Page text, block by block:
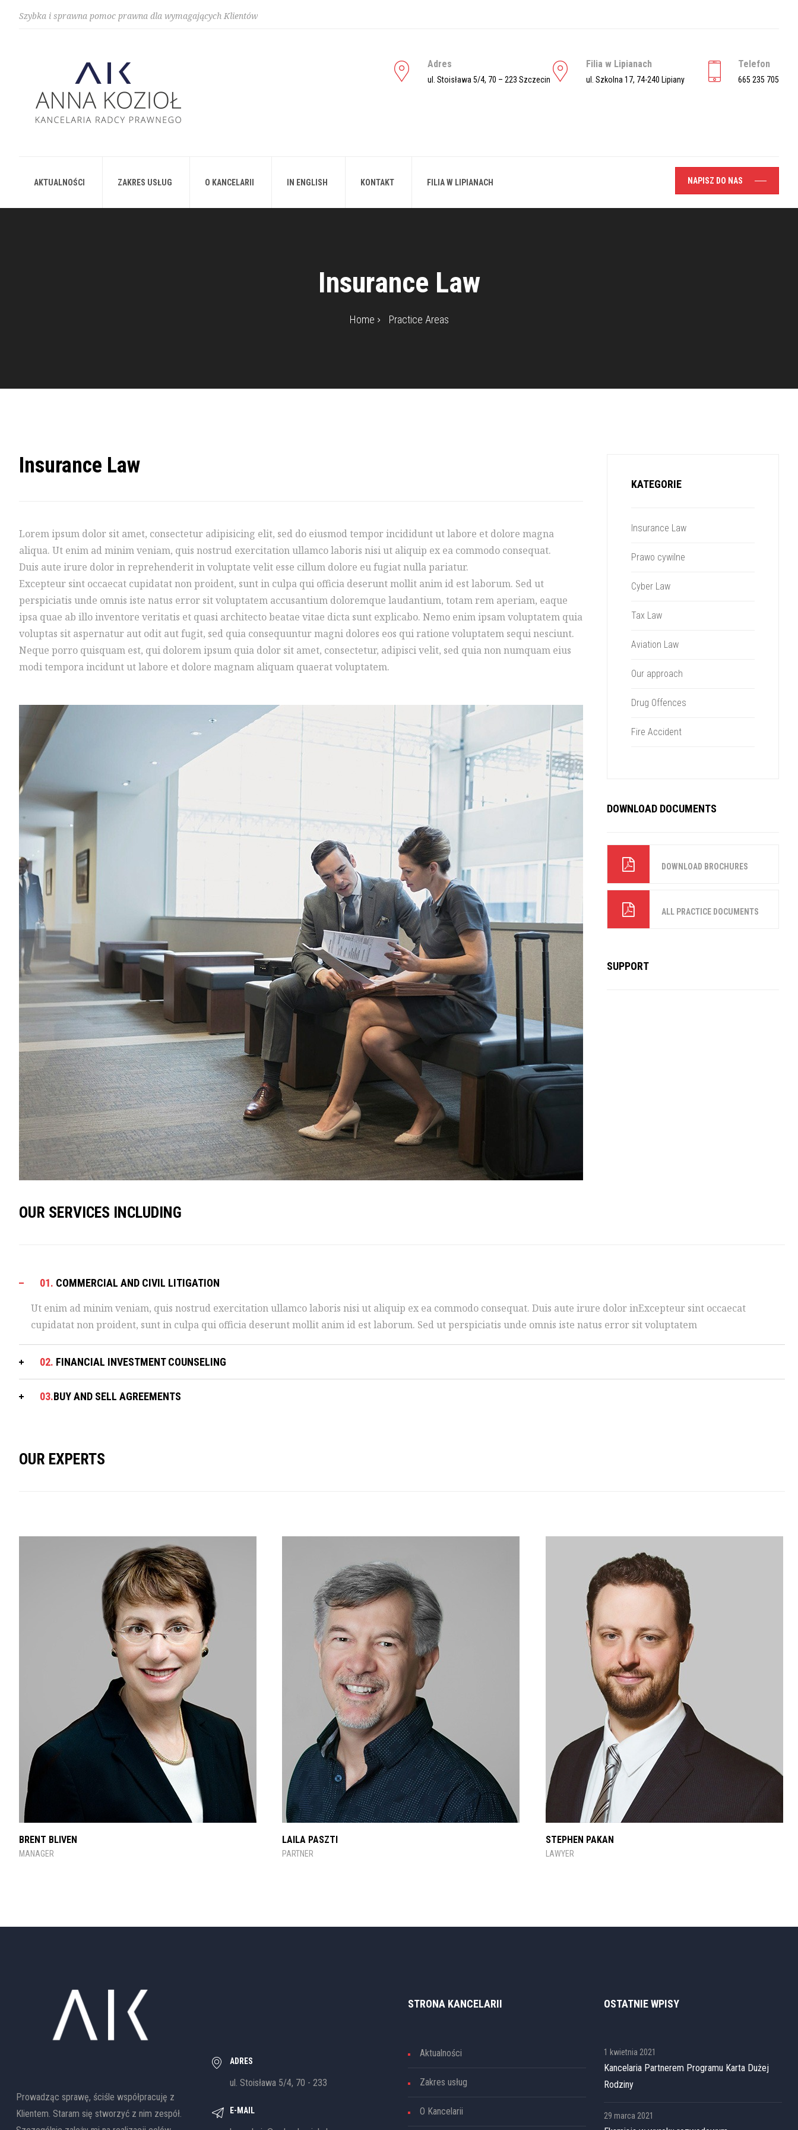
Szybka i sprawna pomoc prawna dla wymagających Klientów
Adres
ul. Stoisława 5/4, 70 – 223 Szczecin
Filia w Lipianach
ul. Szkolna 17, 74-240 Lipiany
Telefon
665 235 705
AKTUALNOŚCI ZAKRES USŁUG O KANCELARII IN ENGLISH KONTAKT FILIA W LIPIANACH NAPISZ DO NAS
Insurance Law
Home Practice Areas
KATEGORIE
Insurance Law
Prawo cywilne
Cyber Law
Tax Law
Aviation Law
Our approach
Drug Offences
Fire Accident
DOWNLOAD DOCUMENTS
DOWNLOAD BROCHURES
ALL PRACTICE DOCUMENTS
SUPPORT
Insurance Law
Lorem ipsum dolor sit amet, consectetur adipisicing elit, sed do eiusmod tempor incididunt ut labore et dolore magna
aliqua. Ut enim ad minim veniam, quis nostrud exercitation ullamco laboris nisi ut aliquip ex ea commodo consequat.
Duis aute irure dolor in reprehenderit in voluptate velit esse cillum dolore eu fugiat nulla pariatur.
Excepteur sint occaecat cupidatat non proident, sunt in culpa qui officia deserunt mollit anim id est laborum. Sed ut
perspiciatis unde omnis iste natus error sit voluptatem accusantium doloremque laudantium, totam rem aperiam, eaque
ipsa quae ab illo inventore veritatis et quasi architecto beatae vitae dicta sunt explicabo. Nemo enim ipsam voluptatem quia
voluptas sit aspernatur aut odit aut fugit, sed quia consequuntur magni dolores eos qui ratione voluptatem sequi nesciunt.
Neque porro quisquam est, qui dolorem ipsum quia dolor sit amet, consectetur, adipisci velit, sed quia non numquam eius
modi tempora incidunt ut labore et dolore magnam aliquam quaerat voluptatem.
OUR SERVICES INCLUDING
01. COMMERCIAL AND CIVIL LITIGATION
Ut enim ad minim veniam, quis nostrud exercitation ullamco laboris nisi ut aliquip ex ea commodo consequat. Duis aute irure dolor inExcepteur sint occaecat
cupidatat non proident, sunt in culpa qui officia deserunt mollit anim id est laborum. Sed ut perspiciatis unde omnis iste natus error sit voluptatem
02. FINANCIAL INVESTMENT COUNSELING
03.BUY AND SELL AGREEMENTS
OUR EXPERTS
BRENT BLIVEN
MANAGER
LAILA PASZTI
PARTNER
STEPHEN PAKAN
LAWYER
Prowadząc sprawę, ściśle współpracuję z
Klientem. Staram się stworzyć z nim zespół.
ADRES
ul. Stoisława 5/4, 70 - 233
E-MAIL
STRONA KANCELARII
Aktualności
Zakres usług
O Kancelarii
OSTATNIE WPISY
Kancelaria Partnerem Programu Karta Dużej
Rodziny
1 kwietnia 2021
29 marca 2021